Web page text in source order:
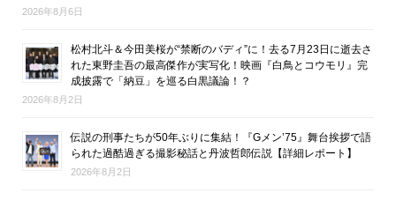
2026年8月6日
松村北斗＆今田美桜が“禁断のバディ”に！去る7月23日に逝去さ
れた東野圭吾の最高傑作が実写化！映画『白鳥とコウモリ』完
成披露で「納豆」を巡る白黒議論！？
2026年8月2日
伝説の刑事たちが50年ぶりに集結！『Gメン’75』舞台挨拶で語
られた過酷過ぎる撮影秘話と丹波哲郎伝説【詳細レポート】
2026年8月2日